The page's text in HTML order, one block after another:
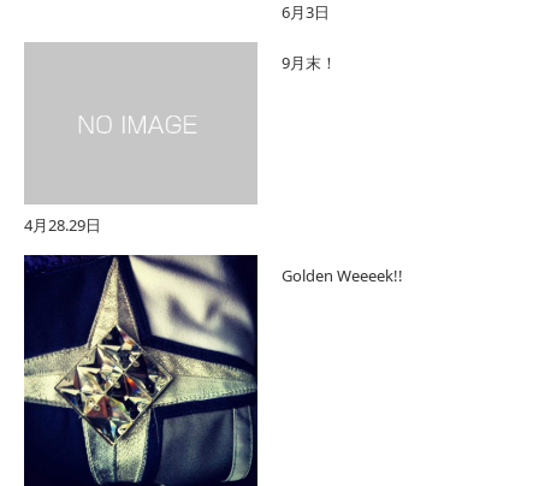
6月3日
4月28.29日
9月末！
Golden Weeeek!!